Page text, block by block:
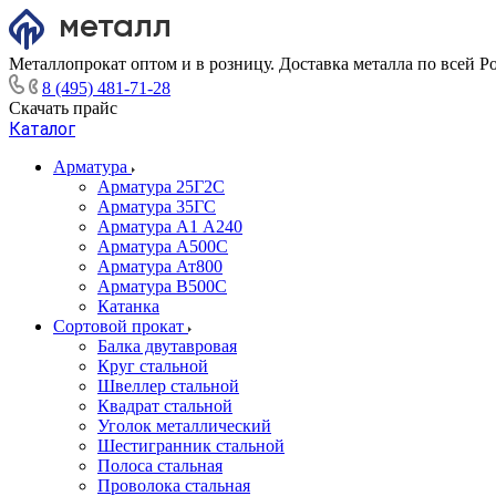
Металлопрокат оптом и в розницу. Доставка металла по всей
8 (495) 481-71-28
Скачать прайс
Каталог
Арматура
Арматура 25Г2С
Арматура 35ГС
Арматура А1 А240
Арматура А500С
Арматура Ат800
Арматура В500С
Катанка
Сортовой прокат
Балка двутавровая
Круг стальной
Швеллер стальной
Квадрат стальной
Уголок металлический
Шестигранник стальной
Полоса стальная
Проволока стальная